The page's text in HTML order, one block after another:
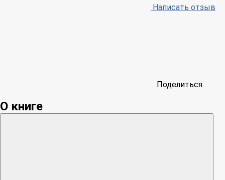
Написать отзыв
Поделиться
О книге